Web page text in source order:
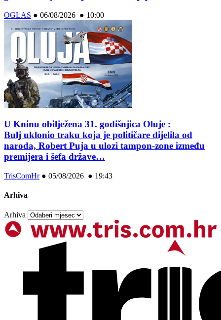
OGLAS ● 06/08/2026 ● 10:00
U Kninu obilježena 31. godišnjica Oluje :
Bulj uklonio traku koja je političare dijelila od
naroda, Robert Puja u ulozi tampon-zone između
premijera i šefa države…
TrisComHr● 05/08/2026 ● 19:43
Arhiva
Arhiva